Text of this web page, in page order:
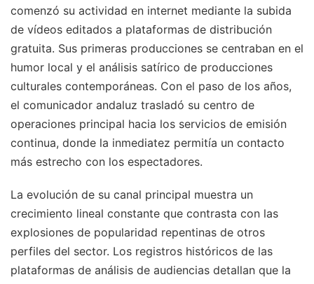
comenzó su actividad en internet mediante la subida
de vídeos editados a plataformas de distribución
gratuita. Sus primeras producciones se centraban en el
humor local y el análisis satírico de producciones
culturales contemporáneas. Con el paso de los años,
el comunicador andaluz trasladó su centro de
operaciones principal hacia los servicios de emisión
continua, donde la inmediatez permitía un contacto
más estrecho con los espectadores.
La evolución de su canal principal muestra un
crecimiento lineal constante que contrasta con las
explosiones de popularidad repentinas de otros
perfiles del sector. Los registros históricos de las
plataformas de análisis de audiencias detallan que la